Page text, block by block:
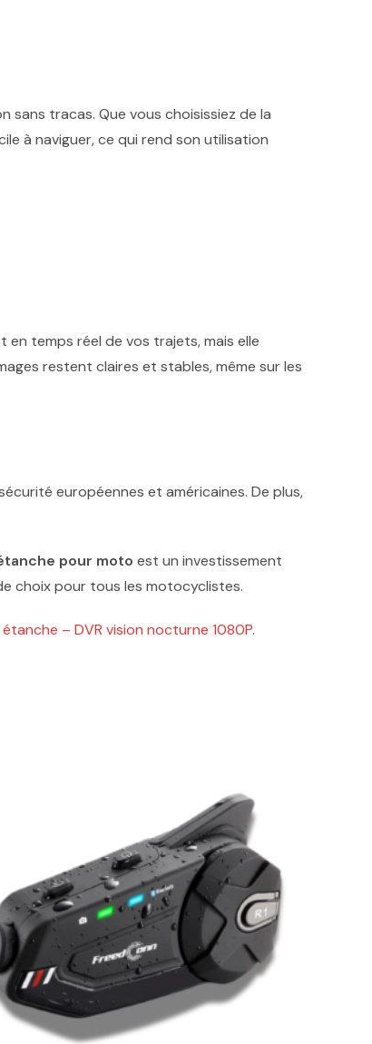
sans tracas. Que vous choisissiez de la
à naviguer, ce qui rend son utilisation
temps réel de vos trajets, mais elle
restent claires et stables, même sur les
européennes et américaines. De plus,
pour moto est un investissement
choix pour tous les motocyclistes.
– DVR vision nocturne 1080P.